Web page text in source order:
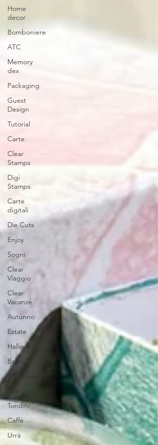
Home
decor
Bomboniere
ATC
Memory
dex
Packaging
Guest
Design
Tutorial
Carte
Clear
Stamps
Digi
Stamps
Carte
digitali
Die Cuts
Enjoy
Sogni
Clear
Viaggio
Clear
Vacanze
Autunno
Estate
Halloween
Baby
Christmas
Tondini
Caffè
Urrà